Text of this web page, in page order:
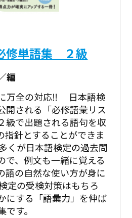
修単語集 ２級
編
万全の対応‼ 日本語検
開される「必修語彙リス
級で出題される語句を収
指針とすることができま
くが日本語検定の過去問
で、例文も一緒に覚える
語の自然な使い方が身に
定の受検対策はもちろ
にする「語彙力」を伸ば
す。